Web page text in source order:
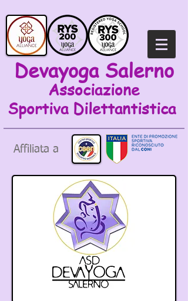
Devayoga Salerno
Associazione
Sportiva Dilettantistica
Affiliata a